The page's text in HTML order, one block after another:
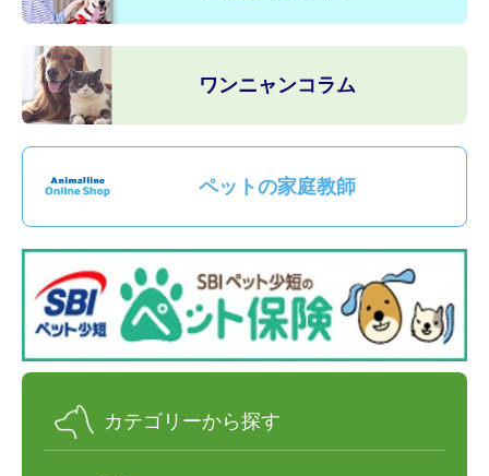
ワンニャンコラム
ペットの家庭教師
カテゴリーから探す